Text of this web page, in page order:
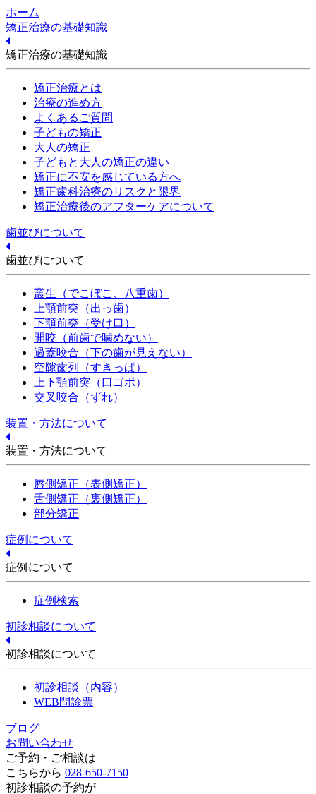
ホーム
矯正治療の基礎知識
矯正治療の基礎知識
矯正治療とは
治療の進め方
よくあるご質問
子どもの矯正
大人の矯正
子どもと大人の矯正の違い
矯正に不安を感じている方へ
矯正歯科治療のリスクと限界
矯正治療後のアフターケアについて
歯並びについて
歯並びについて
叢生（でこぼこ、八重歯）
上顎前突（出っ歯）
下顎前突（受け口）
開咬（前歯で噛めない）
過蓋咬合（下の歯が見えない）
空隙歯列（すきっぱ）
上下顎前突（口ゴボ）
交叉咬合（ずれ）
装置・方法について
装置・方法について
唇側矯正（表側矯正）
舌側矯正（裏側矯正）
部分矯正
症例について
症例について
症例検索
初診相談について
初診相談について
初診相談（内容）
WEB問診票
ブログ
お問い合わせ
ご予約・ご相談は
こちらから 028-650-7150
初診相談の予約が